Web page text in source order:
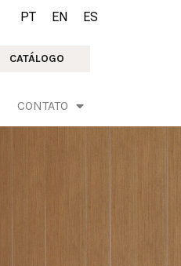
PT EN ES
CATÁLOGO
CONTATO